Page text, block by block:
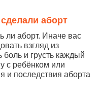
аборт
ли аборт. Иначе вас
взгляд из
боль и грусть каждый
с ребёнком или
последствия аборта